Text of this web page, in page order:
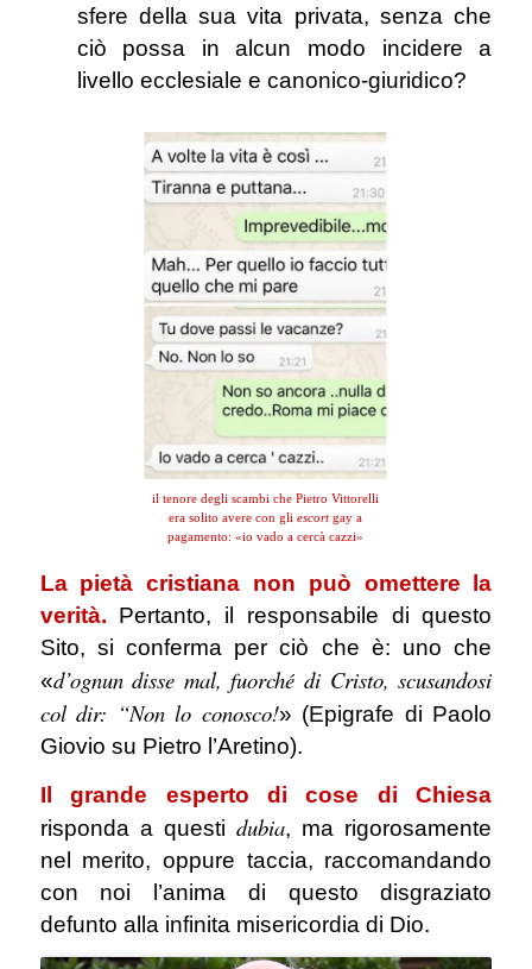
sfere della sua vita privata, senza che
ciò possa in alcun modo incidere a
livello ecclesiale e canonico-giuridico?
il tenore degli scambi che Pietro Vittorelli
era solito avere con gliescortgay a
pagamento: «io vado a cercà cazzi»
La pietà cristiana non può omettere la
verità. Pertanto, il responsabile di questo
Sito, si conferma per ciò che è: uno che
«d’ognun disse mal, fuorché di Cristo, scusandosi
col dir: “Non lo conosco!» (Epigrafe di Paolo
Giovio su Pietro l’Aretino).
Il grande esperto di cose di Chiesa
risponda a questidubia, ma rigorosamente
nel merito, oppure taccia, raccomandando
con noi l’anima di questo disgraziato
defunto alla infinita misericordia di Dio.